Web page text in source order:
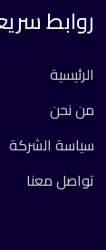
روابط
الرئيسية
من نحن
سياسة الشركة
تواصل معنا